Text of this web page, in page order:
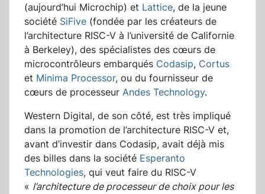
(aujourd’hui Microchip) et Lattice, de la jeune
société SiFive (fondée par les créateurs de
l’architecture RISC-V à l’université de Californie
à Berkeley), des spécialistes des cœurs de
microcontrôleurs embarqués Codasip, Cortus
et Minima Processor, ou du fournisseur de
cœurs de processeur Andes Technology.
Western Digital, de son côté, est très impliqué
dans la promotion de l’architecture RISC-V et,
avant d’investir dans Codasip, avait déjà mis
des billes dans la société Esperanto
Technologies, qui veut faire du RISC-V
« l’architecture de processeur de choix pour les